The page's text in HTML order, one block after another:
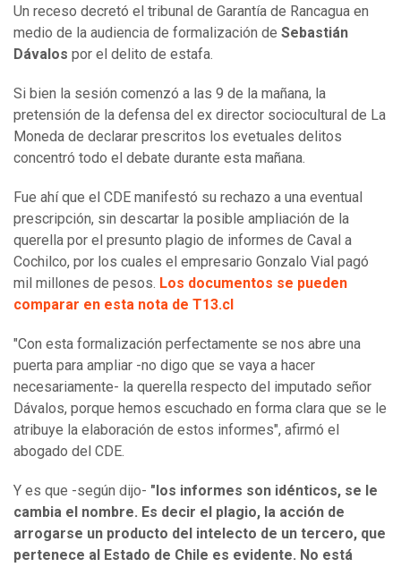
Un receso decretó el tribunal de Garantía de Rancagua en
medio de la audiencia de formalización de Sebastián
Dávalos por el delito de estafa.
Si bien la sesión comenzó a las 9 de la mañana, la
pretensión de la defensa del ex director sociocultural de La
Moneda de declarar prescritos los evetuales delitos
concentró todo el debate durante esta mañana.
Fue ahí que el CDE manifestó su rechazo a una eventual
prescripción, sin descartar la posible ampliación de la
querella por el presunto plagio de informes de Caval a
Cochilco, por los cuales el empresario Gonzalo Vial pagó
mil millones de pesos. Los documentos se pueden
comparar en esta nota de T13.cl
"Con esta formalización perfectamente se nos abre una
puerta para ampliar -no digo que se vaya a hacer
necesariamente- la querella respecto del imputado señor
Dávalos, porque hemos escuchado en forma clara que se le
atribuye la elaboración de estos informes", afirmó el
abogado del CDE.
Y es que -según dijo- "los informes son idénticos, se le
cambia el nombre. Es decir el plagio, la acción de
arrogarse un producto del intelecto de un tercero, que
pertenece al Estado de Chile es evidente. No está